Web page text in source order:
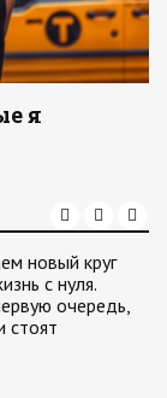
я
новый круг
с нуля.
очередь,
стоят